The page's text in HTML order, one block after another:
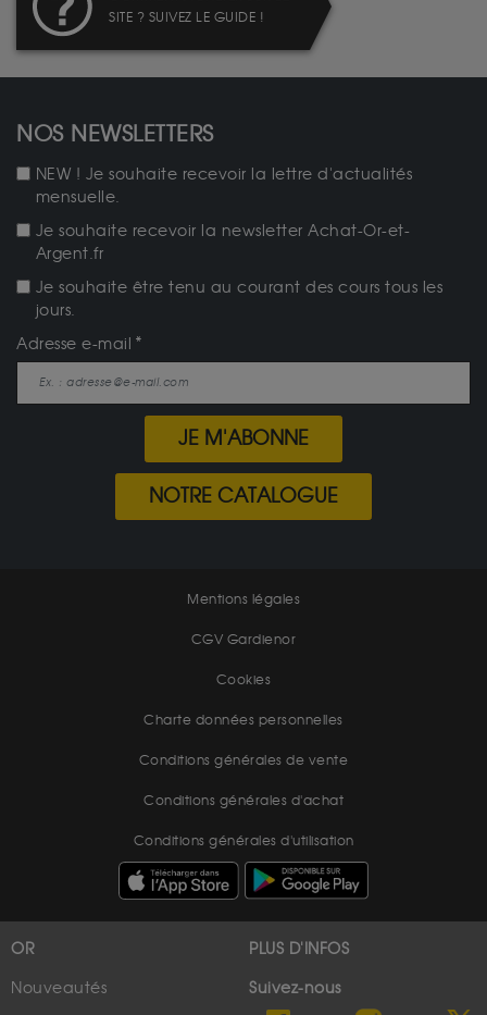
SITE ? SUIVEZ LE GUIDE !
NOS NEWSLETTERS
NEW ! Je souhaite recevoir la lettre d'actualités
mensuelle.
Je souhaite recevoir la newsletter Achat-Or-et-
Argent.fr
Je souhaite être tenu au courant des cours tous les
jours.
Adresse e-mail
JE M'ABONNE
NOTRE CATALOGUE
Mentions légales
CGV Gardienor
Cookies
Charte données personnelles
Conditions générales de vente
Conditions générales d'achat
Conditions générales d'utilisation
OR
Nouveautés
PLUS D'INFOS
Suivez-nous